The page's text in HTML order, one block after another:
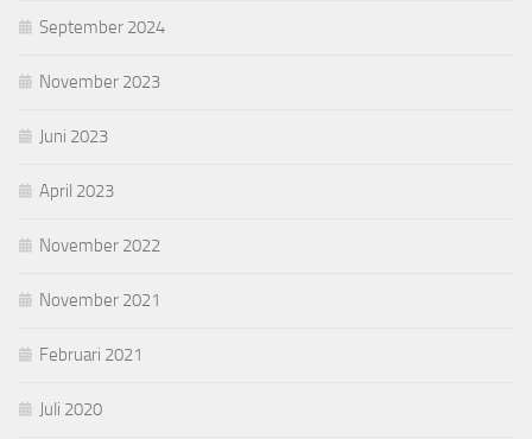
September 2024
November 2023
Juni 2023
April 2023
November 2022
November 2021
Februari 2021
Juli 2020